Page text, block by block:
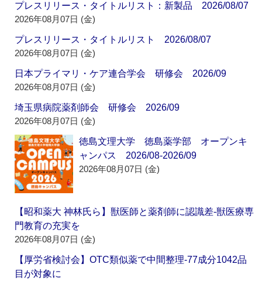
プレスリリース・タイトルリスト：新製品 2026/08/07
2026年08月07日 (金)
プレスリリース・タイトルリスト 2026/08/07
2026年08月07日 (金)
日本プライマリ・ケア連合学会 研修会 2026/09
2026年08月07日 (金)
埼玉県病院薬剤師会 研修会 2026/09
2026年08月07日 (金)
徳島文理大学 徳島薬学部 オープンキ
ャンパス 2026/08-2026/09
2026年08月07日 (金)
【昭和薬大 神林氏ら】獣医師と薬剤師に認識差‐獣医療専
門教育の充実を
2026年08月07日 (金)
【厚労省検討会】OTC類似薬で中間整理‐77成分1042品
目が対象に